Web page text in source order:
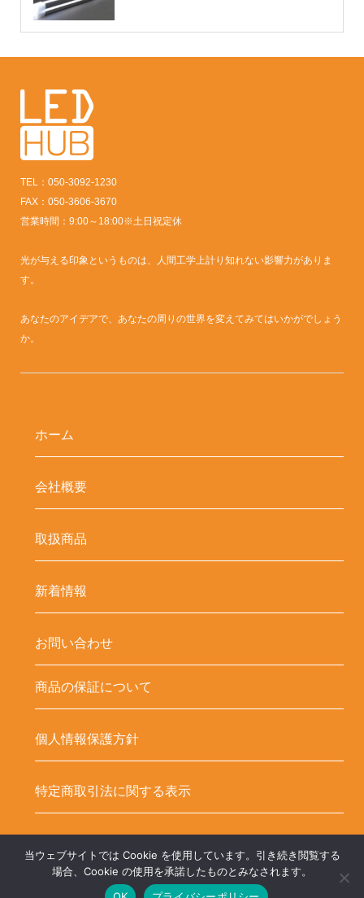
TEL：050-3092-1230
FAX：050-3606-3670
営業時間：9:00～18:00※土日祝定休
光が与える印象というものは、人間工学上計り知れない影響力がありま
す。
あなたのアイデアで、あなたの周りの世界を変えてみてはいかがでしょう
か。
ホーム
会社概要
取扱商品
新着情報
お問い合わせ
商品の保証について
個人情報保護方針
特定商取引法に関する表示
Copyright © LED-HUBオンラインショップ – LEDテープ関連商品. All
当ウェブサイトでは Cookie を使用しています。引き続き閲覧する
場合、Cookie の使用を承諾したものとみなされます。